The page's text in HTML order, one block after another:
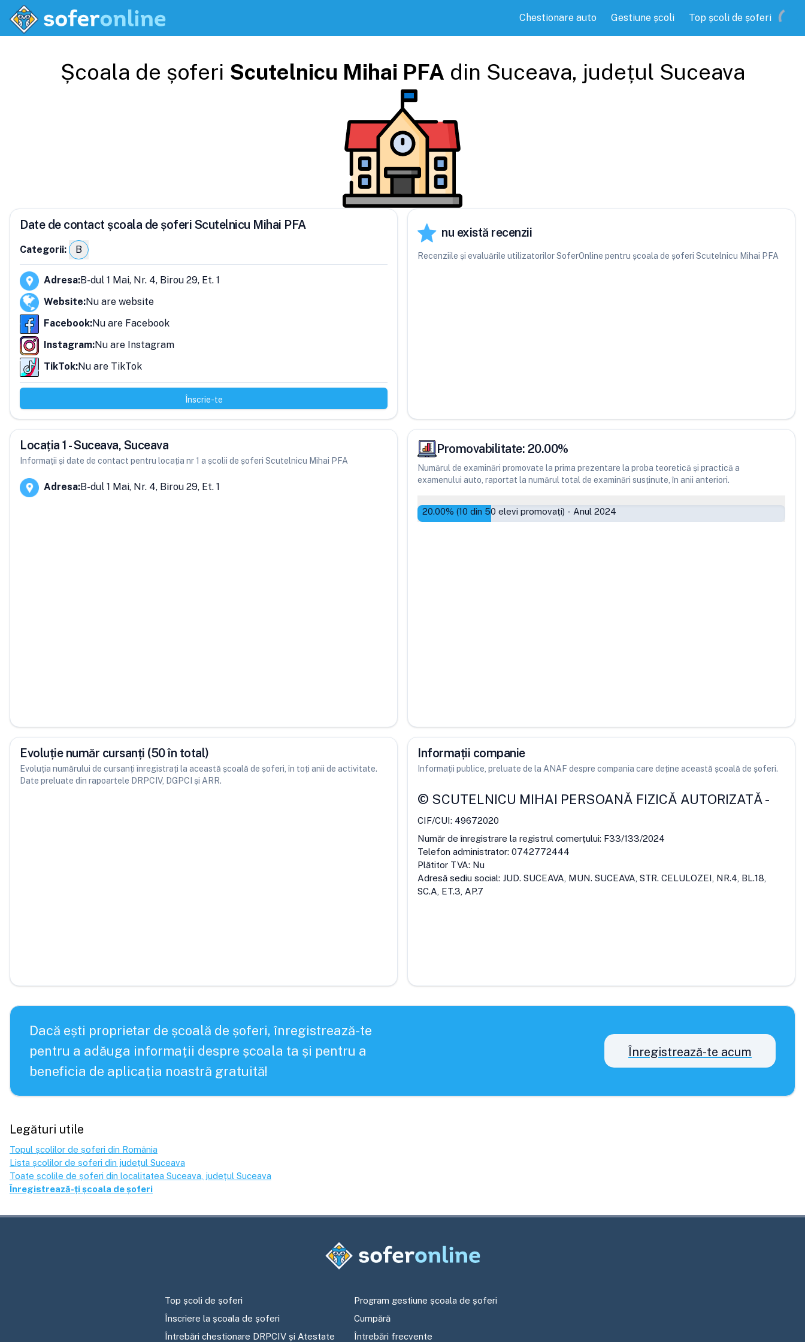
Chestionare auto Gestiune școli Top școli de șoferi
Școala de șoferi Scutelnicu Mihai PFA din Suceava, județul Suceava
Date de contact școala de șoferi Scutelnicu Mihai PFA
Categorii: B
Adresa:B-dul 1 Mai, Nr. 4, Birou 29, Et. 1
Website:Nu are website
Facebook:Nu are Facebook
Instagram:Nu are Instagram
TikTok:Nu are TikTok
Înscrie-te
nu există recenzii
Recenziile și evaluările utilizatorilor SoferOnline pentru școala de șoferi Scutelnicu Mihai PFA
Locația 1 - Suceava, Suceava
Informații și date de contact pentru locația nr 1 a școlii de șoferi Scutelnicu Mihai PFA
Adresa:B-dul 1 Mai, Nr. 4, Birou 29, Et. 1
Promovabilitate: 20.00%
Numărul de examinări promovate la prima prezentare la proba teoretică și practică a
examenului auto, raportat la numărul total de examinări susținute, în anii anteriori.
20.00% (10 din 50 elevi promovați) - Anul 2024
Evoluție număr cursanți (50 în total)
Evoluția numărului de cursanți înregistrați la această școală de șoferi, în toți anii de activitate.
Date preluate din rapoartele DRPCIV, DGPCI și ARR.
Informații companie
Informații publice, preluate de la ANAF despre compania care deține această școală de șoferi.
© SCUTELNICU MIHAI PERSOANĂ FIZICĂ AUTORIZATĂ-
CIF/CUI: 49672020
Număr de înregistrare la registrul comerțului: F33/133/2024
Telefon administrator: 0742772444
Plătitor TVA: Nu
Adresă sediu social: JUD. SUCEAVA, MUN. SUCEAVA, STR. CELULOZEI, NR.4, BL.18,
SC.A, ET.3, AP.7
Dacă ești proprietar de școală de șoferi, înregistrează-te
pentru a adăuga informații despre școala ta și pentru a
beneficia de aplicația noastră gratuită!
Înregistrează-te acum
Legături utile
Topul școlilor de șoferi din România
Lista școlilor de șoferi din județul Suceava
Toate școlile de șoferi din localitatea Suceava , județul Suceava
Înregistrează-ți școala de șoferi
Top școli de șoferi
Înscriere la școala de șoferi
Întrebări chestionare DRPCIV și Atestate
Program gestiune școala de șoferi
Cumpără
Întrebări frecvente